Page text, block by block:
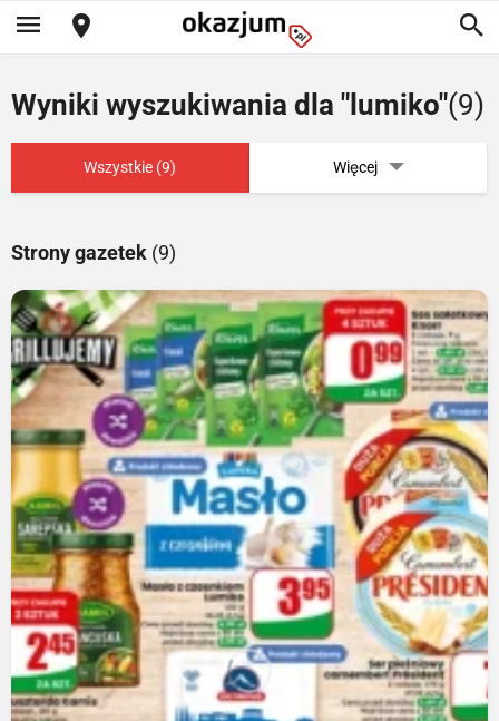
Wyniki wyszukiwania dla "lumiko"(9)
Wszystkie (9) Więcej
Strony gazetek (9)